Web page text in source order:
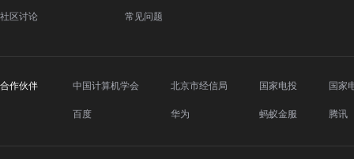
社区讨论 常见问题
合作伙伴 中国计算机学会
百度
北京市经信局
华为
国家电投
蚂蚁金服
国家
腾讯